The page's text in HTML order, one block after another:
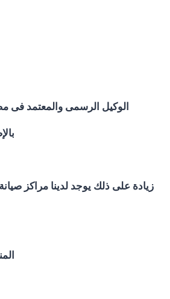
الوكيل الرسمى والمعتمد فى
زيادة على ذلك يوجد لدينا مراكز